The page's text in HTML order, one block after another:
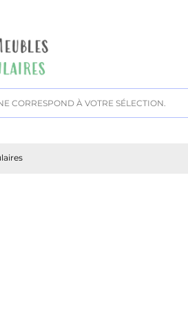
CORRESPOND À VOTRE SÉLECTION.